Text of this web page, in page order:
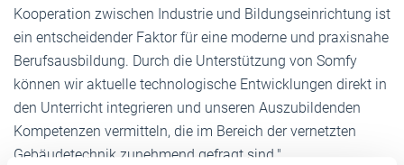
Kooperation zwischen Industrie und Bildungseinrichtung ist
ein entscheidender Faktor für eine moderne und praxisnahe
Berufsausbildung. Durch die Unterstützung von Somfy
können wir aktuelle technologische Entwicklungen direkt in
den Unterricht integrieren und unseren Auszubildenden
Kompetenzen vermitteln, die im Bereich der vernetzten
Gebäudetechnik zunehmend gefragt sind."